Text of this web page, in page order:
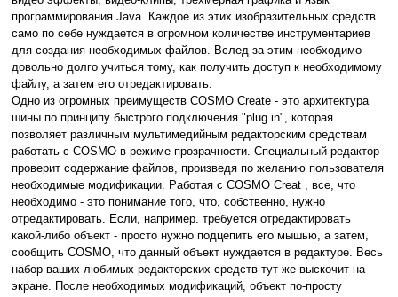
программирования Java. Каждое из этих изобразительных средств
само по себе нуждается в огромном количестве инструментариев
для создания необходимых файлов. Вслед за этим необходимо
довольно долго учиться тому, как получить доступ к необходимому
файлу, а затем его отредактировать.
Одно из огромных преимуществ COSMO Create - это архитектура
шины по принципу быстрого подключения "plug in", которая
позволяет различным мультимедийным редакторским средствам
работать с COSMO в режиме прозрачности. Специальный редактор
проверит содержание файлов, произведя по желанию пользователя
необходимые модификации. Работая с COSMO Creat , все, что
необходимо - это понимание того, что, собственно, нужно
отредактировать. Если, например. требуется отредактировать
какой-либо объект - просто нужно подцепить его мышью, а затем,
сообщить СOSMO, что данный объект нуждается в редактуре. Весь
набор ваших любимых редакторских средств тут же выскочит на
экране. После необходимых модификаций, объект по-просту